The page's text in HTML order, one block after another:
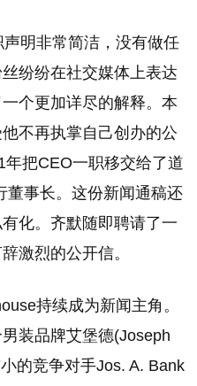
明非常简洁，没有做任
纷纷在社交媒体上表达
个更加详尽的解释。本
不再执掌自己创办的公
把CEO一职移交给了道
董事长。这份新闻通稿还
化。齐默随即聘请了一
激烈的公开信。
持续成为新闻主角。
装品牌艾堡德(Joseph
的竞争对手Jos. A. Bank